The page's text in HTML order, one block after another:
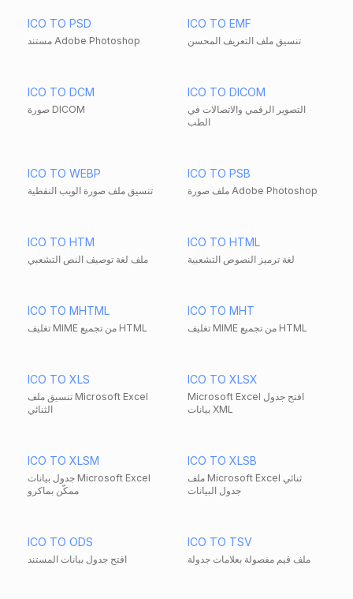
ICO TO PSD
مستند Adobe Photoshop
ICO TO EMF
تنسيق ملف التعريف المحسن
ICO TO DCM
صورة DICOM
ICO TO DICOM
التصوير الرقمي والاتصالات في
الطب
ICO TO WEBP
تنسيق ملف صورة الويب النقطية
ICO TO PSB
ملف صورة Adobe Photoshop
ICO TO HTM
ملف لغة توصيف النص التشعبي
ICO TO HTML
لغة ترميز النصوص التشعبية
ICO TO MHTML
تغليف MIME من تجميع HTML
ICO TO MHT
تغليف MIME من تجميع HTML
ICO TO XLS
تنسيق ملف Microsoft Excel
الثنائي
ICO TO XLSX
Microsoft Excel افتح جدول
بيانات XML
ICO TO XLSM
جدول بيانات Microsoft Excel
ممكّن بماكرو
ICO TO XLSB
ملف Microsoft Excel ثنائي
جدول البيانات
ICO TO ODS
افتح جدول بيانات المستند
ICO TO TSV
ملف قيم مفصولة بعلامات جدولة